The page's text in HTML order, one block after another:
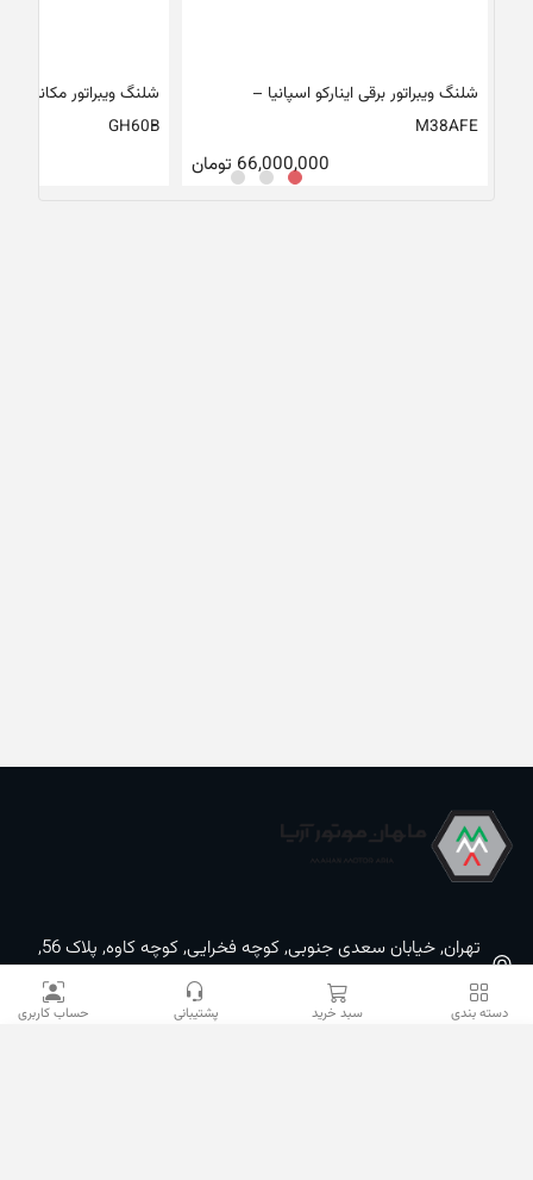
دسته بندی سبد خرید پشتیبانی حساب کاربری
شلنگ ویبراتور برقی اینارکو اسپانیا –
M38AFE
66,000,000 تومان
شلنگ ویبراتور مکانیکی
GH60B
تهران, خیابان سعدی جنوبی, کوچه فخرایی, کوچه کاوه, پلاک 56,
شرکت ماهان موتورآریا